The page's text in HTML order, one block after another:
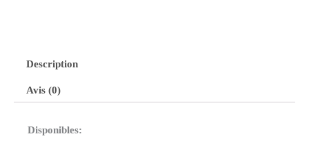
Anémomètre
Description
Avis (0)
Disponibles: